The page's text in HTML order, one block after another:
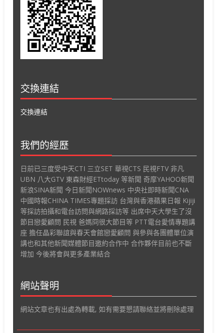
交換連結
交換連結
我們的經歷
日前已三度受中天CTI 三立SET 華視CTS 民視FTV 非凡
UBN 八大GTV 東森財經ETtoday 等新聞 奇摩YAHOO新聞
新浪SINA新聞 今日新聞NOWnews 中央社即時新聞CNA
中國時報CHINA TIMES專題採訪 台灣與香港蘋果日報 Kijiji
等採訪拍攝和電台訪問與網路採訪等 出席中天大學生了沒
節目戀愛顧問 民視 爸媽冏很大節目等 PTT電台愛情專題講
座 擔任晶彩聯誼與春天會館戀愛顧問 與參與各團體單位演
講也和其他新聞媒體節目邀約合作中 合作夥伴目前也不斷
增加 今後將會與更多產業結合
網站聲明
網站文章也有出處為轉載, 如有需要懇請聯絡並將刪除處理